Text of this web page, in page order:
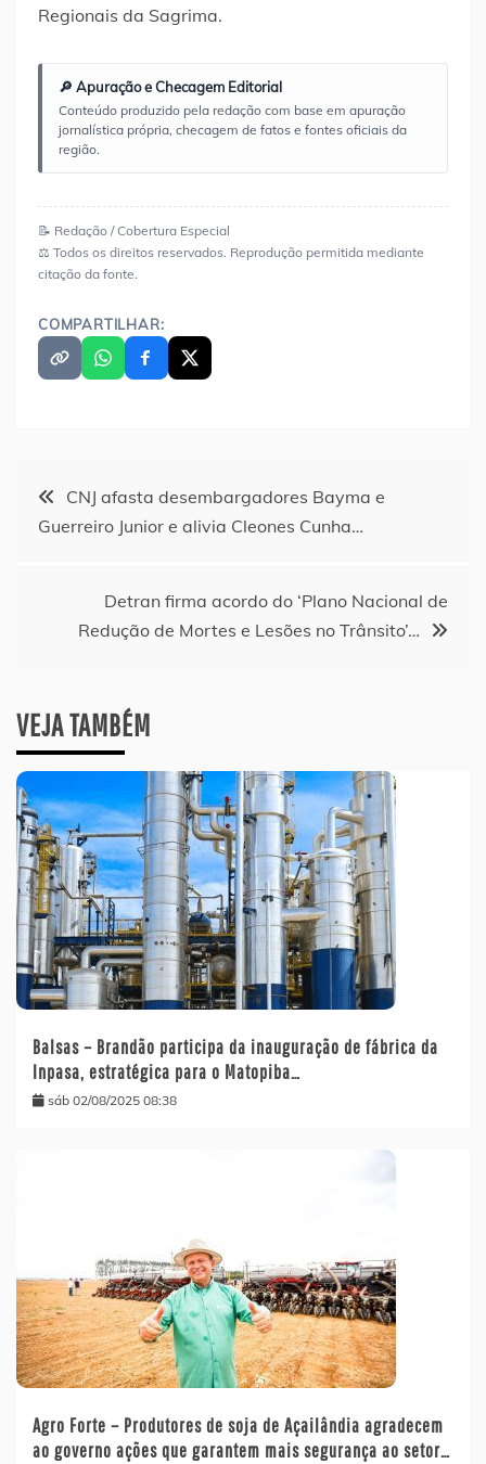
Regionais da Sagrima.
🔎 Apuração e Checagem Editorial
Conteúdo produzido pela redação com base em apuração
jornalística própria, checagem de fatos e fontes oficiais da
região.
📝 Redação / Cobertura Especial
⚖️ Todos os direitos reservados. Reprodução permitida mediante
citação da fonte.
COMPARTILHAR:
Navegação
CNJ afasta desembargadores Bayma e
Guerreiro Junior e alivia Cleones Cunha…
Detran firma acordo do ‘Plano Nacional de
Redução de Mortes e Lesões no Trânsito’…
VEJA TAMBÉM
Balsas – Brandão participa da inauguração de fábrica da
Inpasa, estratégica para o Matopiba…
sáb 02/08/2025 08:38
Agro Forte – Produtores de soja de Açailândia agradecem
ao governo ações que garantem mais segurança ao setor…